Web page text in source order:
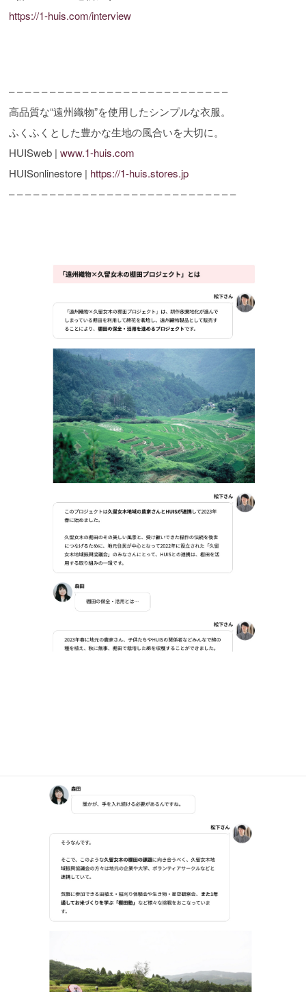
https://1-huis.com/interview
– – – – – – – – – – – – – – – – – – – – – – – – – – –
高品質な“遠州織物”を使用したシンプルな衣服。
ふくふくとした豊かな生地の風合いを大切に。
HUISweb |www.1-huis.com
HUISonlinestore | https://1-huis.stores.jp
– – – – – – – – – – – – – – – – – – – – – – – – – – – –